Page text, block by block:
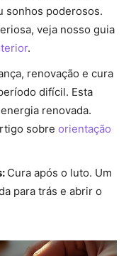
sonhos poderosos.
veja nosso guia
.
renovação e cura
difícil. Esta
renovada.
sobre orientação
Cura após o luto. Um
para trás e abrir o